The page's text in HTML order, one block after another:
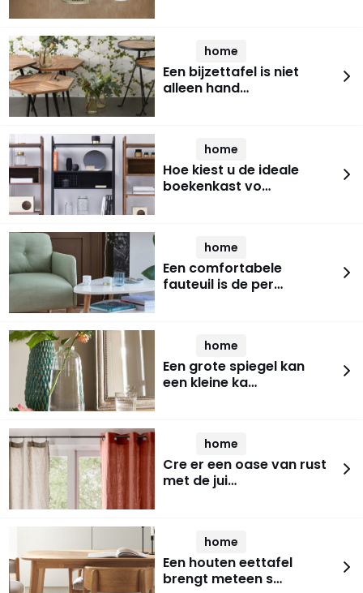
home
Een bijzettafel is niet
alleen hand…
home
Hoe kiest u de ideale
boekenkast vo…
home
Een comfortabele
fauteuil is de per…
home
Een grote spiegel kan
een kleine ka…
home
Cre er een oase van rust
met de jui…
home
Een houten eettafel
brengt meteen s…